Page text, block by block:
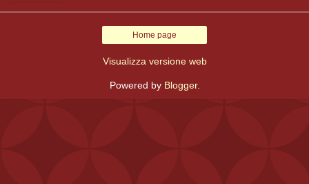
Home page
Visualizza versione web
Powered by Blogger.